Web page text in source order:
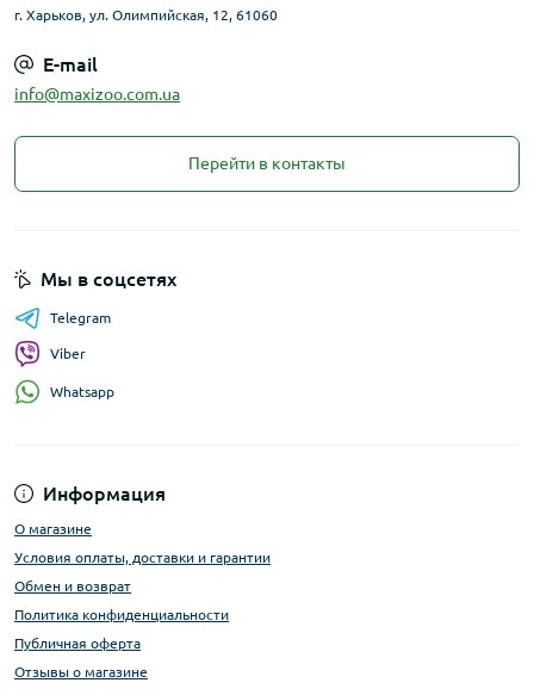
г. Харьков, ул. Олимпийская, 12, 61060
E-mail
info@maxizoo.com.ua
Перейти в контакты
Информация
О магазине
Условия оплаты, доставки и гарантии
Обмен и возврат
Политика конфиденциальности
Публичная оферта
Отзывы о магазине
Мы в соцсетях
Telegram
Viber
Whatsapp